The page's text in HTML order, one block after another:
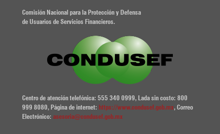
Comisión Nacional para la Protección y Defensa
de Usuarios de Servicios Financieros.
Centro de atención telefónica: 555 340 0999, Lada sin costo: 800
999 8080, Página de internet: https://www.condusef.gob.mx, Correo
Electrónico: asesoria@condusef.gob.mx